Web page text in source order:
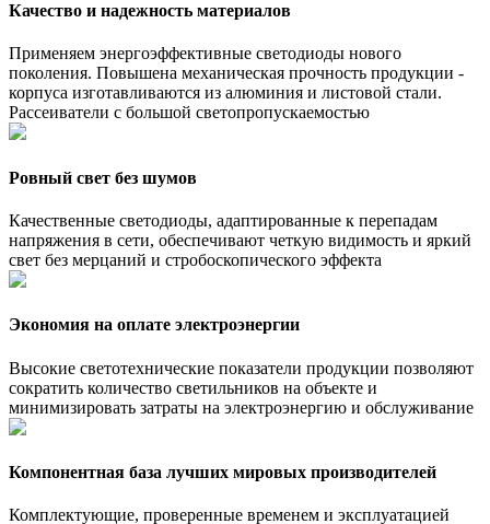
Качество и надежность материалов
Применяем энергоэффективные светодиоды нового
поколения. Повышена механическая прочность продукции -
корпуса изготавливаются из алюминия и листовой стали.
Рассеиватели с большой светопропускаемостью
Ровный свет без шумов
Качественные светодиоды, адаптированные к перепадам
напряжения в сети, обеспечивают четкую видимость и яркий
свет без мерцаний и стробоскопического эффекта
Экономия на оплате электроэнергии
Высокие светотехнические показатели продукции позволяют
сократить количество светильников на объекте и
минимизировать затраты на электроэнергию и обслуживание
Компонентная база лучших мировых производителей
Комплектующие, проверенные временем и эксплуатацией